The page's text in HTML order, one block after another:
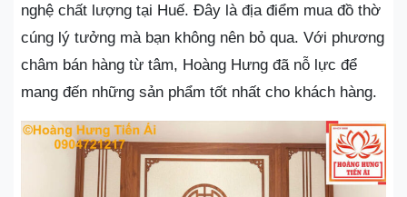
nghệ chất lượng tại Huế. Đây là địa điểm mua đồ thờ
cúng lý tưởng mà bạn không nên bỏ qua. Với phương
châm bán hàng từ tâm, Hoàng Hưng đã nỗ lực để
mang đến những sản phẩm tốt nhất cho khách hàng.